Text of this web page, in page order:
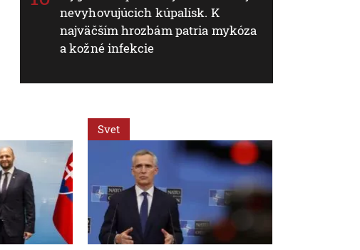
nevyhovujúcich kúpalísk. K
najväčším hrozbám patria mykóza
a kožné infekcie
Svet